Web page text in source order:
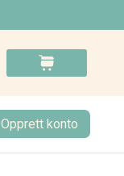
Opprett konto